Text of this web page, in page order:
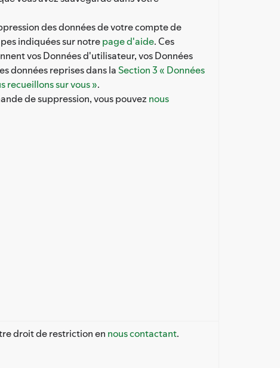
des données de votre compte de
indiquées sur notrepage d'aide. Ces
vos Données d'utilisateur, vos Données
données reprises dans la Section 3 « Données
recueillons sur vous ».
de suppression, vous pouvez nous
droit de restriction en nous contactant.